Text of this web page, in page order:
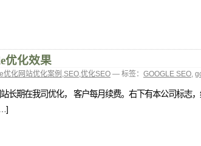
优化效果
优化网站优化案例 SEO 优化SEO — 标签： GOOGLE SEO
长期在我司优化， 客户每月续费。右下有本公司标